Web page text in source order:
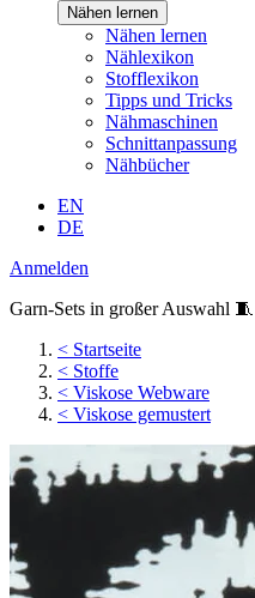
Nähen lernen
Nähen lernen
Nählexikon
Stofflexikon
Tipps und Tricks
Nähmaschinen
Schnittanpassung
Nähbücher
EN
DE
Anmelden
Garn-Sets in großer Auswahl 🧵
< Startseite
< Stoffe
< Viskose Webware
< Viskose gemustert